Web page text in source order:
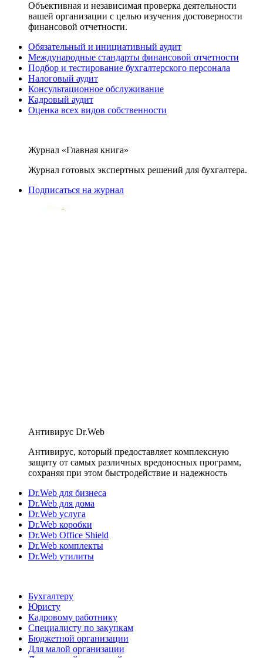
Объективная и независимая проверка деятельности
вашей организации с целью изучения достоверности
финансовой отчетности.
Обязательный и инициативный аудит
Международные стандарты финансовой отчетности
Подбор и тестирование бухгалтерского персонала
Налоговый аудит
Консультационное обслуживание
Кадровый аудит
Оценка всех видов собственности
Журнал «Главная книга»
Журнал готовых экспертных решений для бухгалтера.
Подписаться на журнал
Антивирус Dr.Web
Антивирус, который предоставляет комплексную
защиту от самых различных вредоносных программ,
сохраняя при этом быстродействие и надежность
Dr.Web для бизнеса
Dr.Web для дома
Dr.Web услуга
Dr.Web коробки
Dr.Web Office Shield
Dr.Web комплекты
Dr.Web утилиты
Бухгалтеру
Юристу
Кадровому работнику
Специалисту по закупкам
Бюджетной организации
Для малой организации